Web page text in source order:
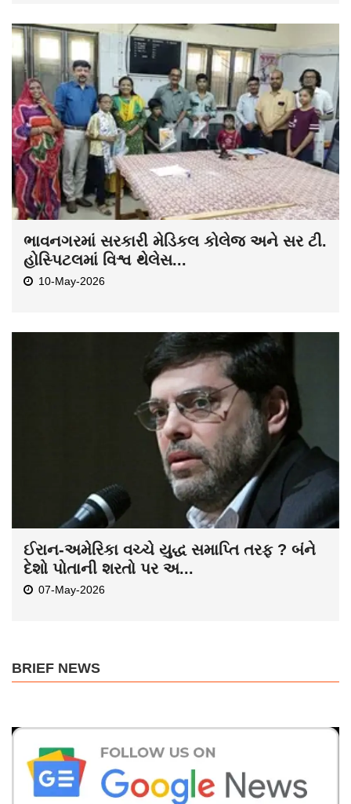
ભાવનગરમાં સરકારી મેડિકલ કોલેજ અને સર ટી.
હોસ્પિટલમાં વિશ્વ થેલેસ...
10-May-2026
ઈરાન-અમેરિકા વચ્ચે યુદ્ધ સમાપ્તિ તરફ ? બંને
દેશો પોતાની શરતો પર અ...
07-May-2026
BRIEF NEWS